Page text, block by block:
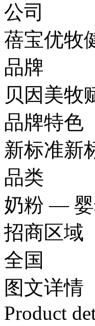
公司
蓓宝优牧
品牌
贝因美牧
品牌特色
新标准新
品类
奶粉 —
招商区域
全国
图文详情
Product